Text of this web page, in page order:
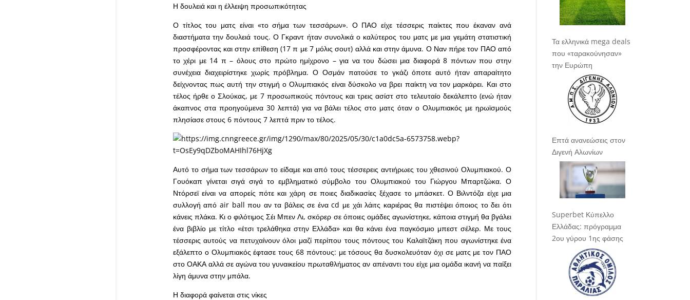
Η δουλειά και η έλλειψη προσωπικότητας
Ο τίτλος του ματς είναι «το σήμα των τεσσάρων». Ο ΠΑΟ είχε τέσσερις παίκτες που έκαναν ανά
διαστήματα την δουλειά τους. Ο Γκραντ ήταν συνολικά ο καλύτερος του ματς με μια γεμάτη στατιστική
προσφέροντας και στην επίθεση (17 π με 7 μόλις σουτ) αλλά και στην άμυνα. Ο Ναν πήρε τον ΠΑΟ από
το χέρι με 14 π – όλους στο πρώτο ημίχρονο – για να του δώσει μια διαφορά 8 πόντων που στην
συνέχεια διαχειρίστηκε χωρίς πρόβλημα. Ο Οσμάν πατούσε το γκάζι όποτε αυτό ήταν απαραίτητο
δείχνοντας πως αυτή την στιγμή ο Ολυμπιακός είναι δύσκολο να βρει παίκτη να τον μαρκάρει. Και στο
τέλος ήρθε ο Σλούκας, με 7 προσωπικούς πόντους και τρεις ασίστ στο τελευταίο δεκάλεπτο (ενώ ήταν
άκαπνος στα προηγούμενα 30 λεπτά) για να βάλει τέλος στο ματς όταν ο Ολυμπιακός με ηρωϊσμούς
πλησίασε στους 6 πόντους 7 λεπτά πριν το τέλος.
Αυτό το σήμα των τεσσάρων το είδαμε και από τους τέσσερεις αντιήρωες του χθεσινού Ολυμπιακού. Ο
Γουόκαπ γίνεται σιγά σιγά το εμβληματικό σύμβολο του Ολυμπιακού του Γιώργου Μπαρτζώκα. Ο
Ντόρσεϊ είναι να απορείς πότε και χάρη σε ποιες διαδικασίες ξέχασε το μπάσκετ. Ο Βιλντόζα είχε μια
συλλογή από air ball που αν τα βάλεις σε ένα cd με χάι λάιτς καριέρας θα πιστέψει όποιος το δει ότι
κάνεις πλάκα. Κι ο φιλότιμος Σέι Μπεν Λι, σκόρερ σε όποιες ομάδες αγωνίστηκε, κάποια στιγμή θα βγάλει
ένα βιβλίο με τίτλο «έτσι τρελάθηκα στην Ελλάδα» και θα κάνει ένα παγκόσμιο μπεστ σέλερ. Με τους
τέσσερις αυτούς να πετυχαίνουν όλοι μαζί περίπου τους πόντους του Καλαϊτζάκη που αγωνίστηκε ένα
εξάλεπτο ο Ολυμπιακός έφτασε τους 68 πόντους: με τόσους θα δυσκολευόταν όχι σε ματς με τον ΠΑΟ
στο ΟΑΚΑ αλλά σε αγώνα του γυναικείου πρωταθλήματος αν απέναντι του είχε μια ομάδα ικανή να παίξει
λίγη άμυνα στην μπάλα.
Η διαφορά φαίνεται στις νίκες
Τα ελληνικά mega deals
που «ταρακούνησαν»
την Ευρώπη
Επτά ανανεώσεις στον
Διγενή Αλωνίων
Superbet Κύπελλο
Ελλάδας: πρόγραμμα
2ου γύρου 1ης φάσης